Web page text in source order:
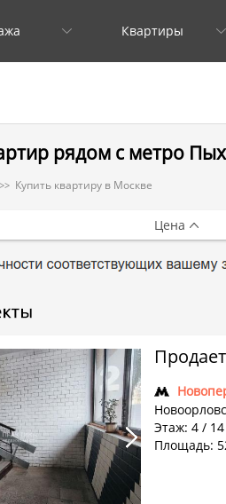
Квартиры
рядом с метро
Купить квартиру в Москве
Этаж: 4 / 14
Площадь:
Цена